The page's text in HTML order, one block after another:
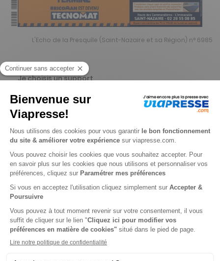
L'Echo de la Presquîle (Saint-Nazaire et sa Région) n° 6985
Je choisis un support
Je choisis une durée
-10%
Abonnement 1 an
52 n° • Papier
93€40 Tarif Kiosque :
Tarif France métropolitaine
Renouvellement à date d’anniversaire